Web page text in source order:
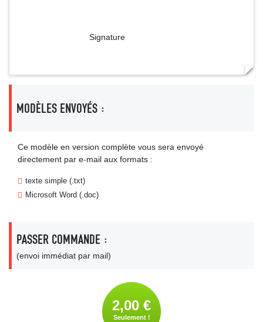
Signature
MODÈLES ENVOYÉS :
Ce modèle en version complète vous sera envoyé
directement par e-mail aux formats :
texte simple (.txt)
Microsoft Word (.doc)
PASSER COMMANDE :
(envoi immédiat par mail)
2,00 €
Seulement !